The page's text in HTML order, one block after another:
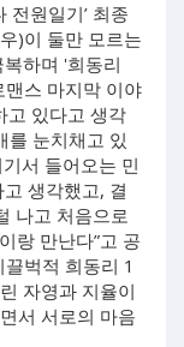
전원일기’ 최종
)이 둘만 모르는
하며 '희동리
스 마지막 이야
고 있다고 생각
를 눈치채고 있
서 들어오는 민
생각했고, 결
나고 처음으로
랑 만난다”고 공
벅적 희동리 1
자영과 지율이
서 서로의 마음